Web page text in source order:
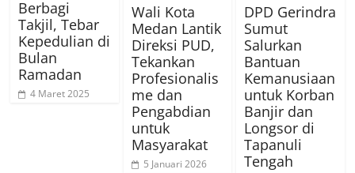
Berbagi
Takjil, Tebar
Kepedulian di
Bulan
Ramadan
4 Maret 2025
Wali Kota
Medan Lantik
Direksi PUD,
Tekankan
Profesionalis
me dan
Pengabdian
untuk
Masyarakat
5 Januari 2026
DPD Gerindra
Sumut
Salurkan
Bantuan
Kemanusiaan
untuk Korban
Banjir dan
Longsor di
Tapanuli
Tengah